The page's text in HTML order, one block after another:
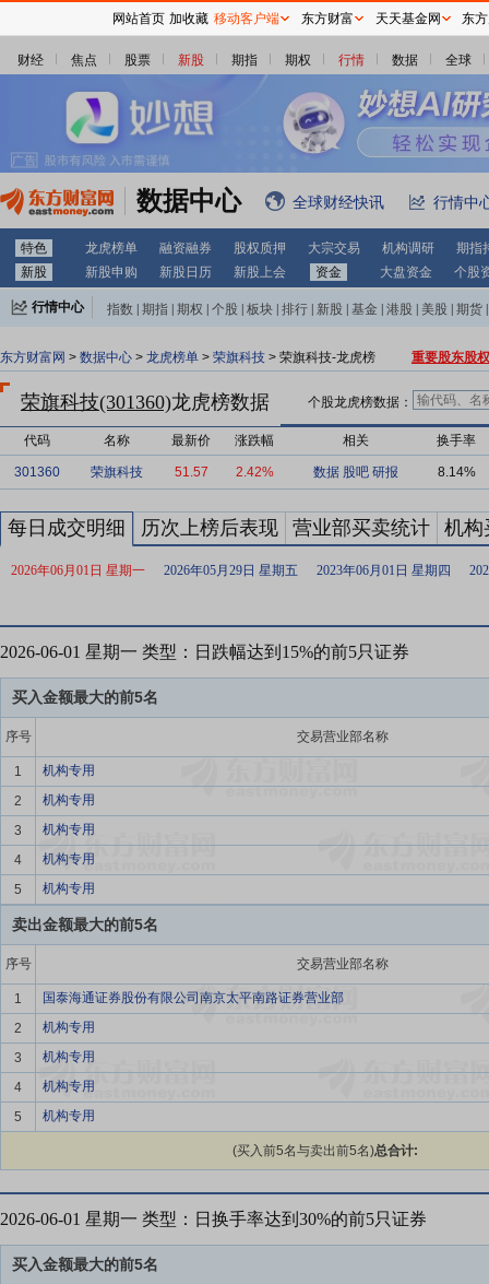
财经 焦点 股票 新股 期指 期权 行情 数据 全球
数据中心 全球财经快讯 行情中
特色 龙虎榜单 融资融券 股权质押 大宗交易 机构调研
期指
新股
新股申购 新股日历 新股上会 资金 大盘资金 个股
行情中心 指数 期指 期权 个股 板块 排行 新股 基金 港股 美股 期货
东方财富网 > 数据中心 > 龙虎榜单 > 荣旗科技 > 荣旗科技-龙虎榜 重要股东股
荣旗科技(301360)龙虎榜数据 个股龙虎榜数据：
代码 名称 最新价 涨跌幅 相关 换手率
301360 荣旗科技 51.57 2.42% 数据 股吧 研报 8.14%
每日成交明细 历次上榜后表现 营业部买卖统计 机构
2026年06月01日 星期一 2026年05月29日 星期五 2023年06月01日 星期四
2026-06-01 星期一 类型：日跌幅达到15%的前5只证券
买入金额最大的前5名
序号 交易营业部名称
1
机构专用
2
机构专用
3
机构专用
4
机构专用
5
机构专用
卖出金额最大的前5名
序号 交易营业部名称
1
国泰海通证券股份有限公司南京太平南路证券营业部
2
机构专用
3
机构专用
4
机构专用
5
机构专用
(买入前5名与卖出前5名)总合计:
2026-06-01 星期一 类型：日换手率达到30%的前5只证券
买入金额最大的前5名
网站首页 加收藏 移动客户端 东方财富 天天基金网 东